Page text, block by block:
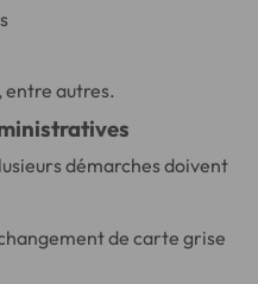
entre autres.
démarches doivent
de carte grise